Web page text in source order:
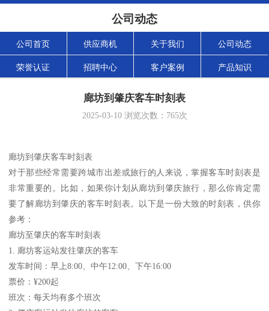
公司动态
公司首页 供应商机 关于我们 公司动态
荣誉认证 招聘中心 客户案例 产品知识
廊坊到肇庆客车时刻表
2025-03-10浏览次数： 765次
廊坊到肇庆客车时刻表
对于那些经常需要跨城市出差或旅行的人来说，掌握客车时刻表是
非常重要的。比如，如果你计划从廊坊到肇庆旅行，那么你肯定需
要了解廊坊到肇庆的客车时刻表。以下是一份大致的时刻表，供你
参考：
廊坊至肇庆的客车时刻表
1. 廊坊客运站发往肇庆的客车
发车时间：早上8:00、中午12:00、下午16:00
票价：¥200起
班次：每天均有多个班次